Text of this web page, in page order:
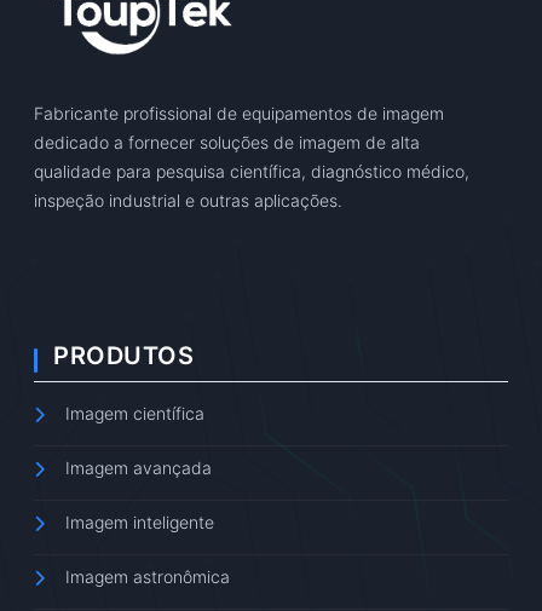
Fabricante profissional de equipamentos de imagem
dedicado a fornecer soluções de imagem de alta
qualidade para pesquisa científica, diagnóstico médico,
inspeção industrial e outras aplicações.
PRODUTOS
Imagem científica
Imagem avançada
Imagem inteligente
Imagem astronômica